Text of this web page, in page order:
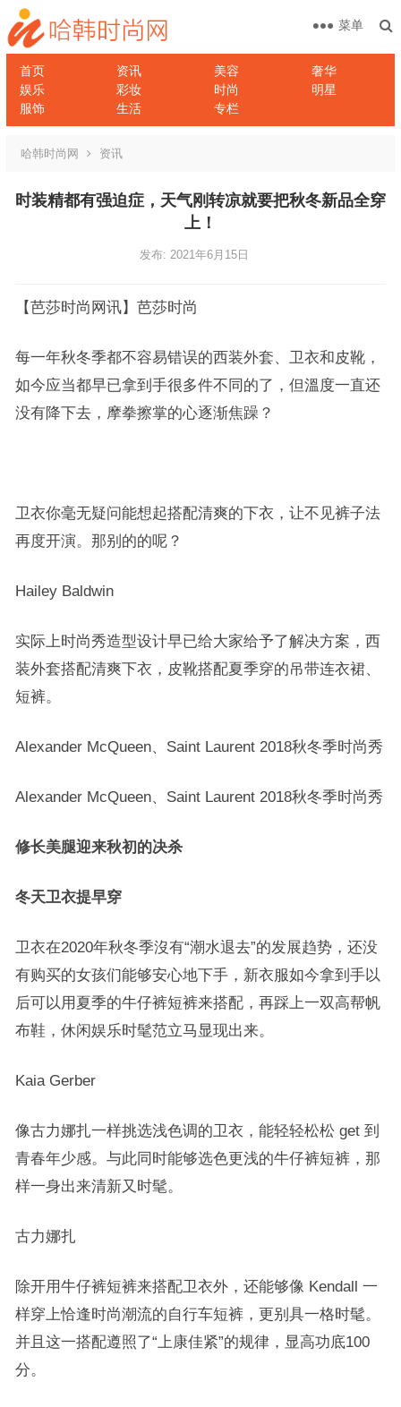
首页 资讯 美容
奢华
娱乐
彩妆 时尚
明星
服饰
生活 专栏
菜单
哈韩时尚网 资讯
时装精都有强迫症，天气刚转凉就要把秋冬新品全穿
上！
发布: 2021年6月15日
【芭莎时尚网讯】芭莎时尚
每一年秋冬季都不容易错误的西装外套、卫衣和皮靴，
如今应当都早已拿到手很多件不同的了，但溫度一直还
没有降下去，摩拳擦掌的心逐渐焦躁？
卫衣你毫无疑问能想起搭配清爽的下衣，让不见裤子法
再度开演。那别的的呢？
Hailey Baldwin
实际上时尚秀造型设计早已给大家给予了解决方案，西
装外套搭配清爽下衣，皮靴搭配夏季穿的吊带连衣裙、
短裤。
Alexander McQueen、Saint Laurent 2018秋冬季时尚秀
Alexander McQueen、Saint Laurent 2018秋冬季时尚秀
修长美腿迎来秋初的决杀
冬天卫衣提早穿
卫衣在2020年秋冬季沒有“潮水退去”的发展趋势，还没
有购买的女孩们能够安心地下手，新衣服如今拿到手以
后可以用夏季的牛仔裤短裤来搭配，再踩上一双高帮帆
布鞋，休闲娱乐时髦范立马显现出来。
Kaia Gerber
像古力娜扎一样挑选浅色调的卫衣，能轻轻松松 get 到
青春年少感。与此同时能够选色更浅的牛仔裤短裤，那
样一身出来清新又时髦。
古力娜扎
除开用牛仔裤短裤来搭配卫衣外，还能够像 Kendall 一
样穿上恰逢时尚潮流的自行车短裤，更别具一格时髦。
并且这一搭配遵照了“上康佳紧”的规律，显高功底100
分。